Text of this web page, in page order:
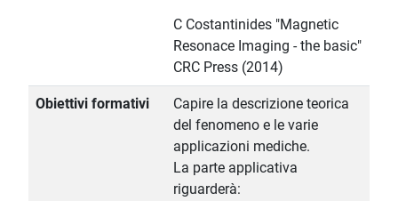
C Costantinides "Magnetic
Resonace Imaging - the basic"
CRC Press (2014)
Obiettivi formativi
Capire la descrizione teorica
del fenomeno e le varie
applicazioni mediche.
La parte applicativa
riguarderà: